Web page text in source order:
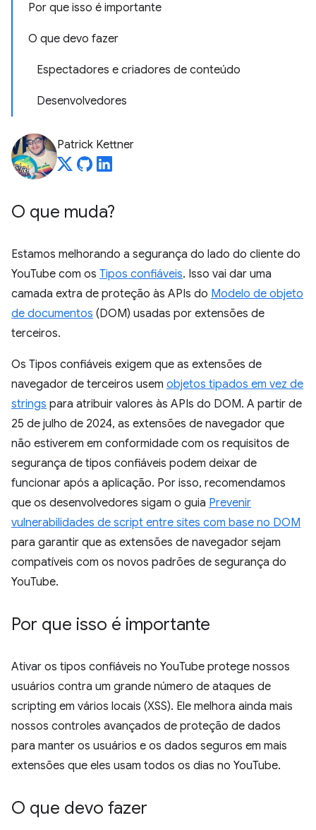
Por que isso é importante
O que devo fazer
Espectadores e criadores de conteúdo
Desenvolvedores
Patrick Kettner
O que muda?
Estamos melhorando a segurança do lado do cliente do
YouTube com os Tipos confiáveis. Isso vai dar uma
camada extra de proteção às APIs do Modelo de objeto
de documentos (DOM) usadas por extensões de
terceiros.
Os Tipos confiáveis exigem que as extensões de
navegador de terceiros usem objetos tipados em vez de
strings para atribuir valores às APIs do DOM. A partir de
25 de julho de 2024, as extensões de navegador que
não estiverem em conformidade com os requisitos de
segurança de tipos confiáveis podem deixar de
funcionar após a aplicação. Por isso, recomendamos
que os desenvolvedores sigam o guia Prevenir
vulnerabilidades de script entre sites com base no DOM
para garantir que as extensões de navegador sejam
compatíveis com os novos padrões de segurança do
YouTube.
Por que isso é importante
Ativar os tipos confiáveis no YouTube protege nossos
usuários contra um grande número de ataques de
scripting em vários locais (XSS). Ele melhora ainda mais
nossos controles avançados de proteção de dados
para manter os usuários e os dados seguros em mais
extensões que eles usam todos os dias no YouTube.
O que devo fazer